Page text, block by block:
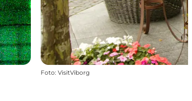
Foto: VisitViborg